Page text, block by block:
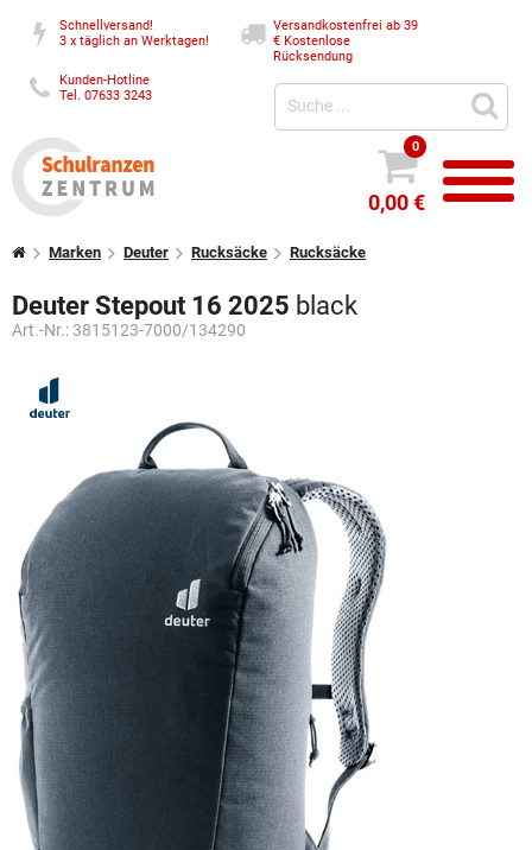
Schnellversand!
3 x täglich an Werktagen!
Versandkostenfrei ab 39
€Kostenlose
Rücksendung
Kunden-Hotline
Tel. 07633 3243
0
0,00 €
Marken Deuter Rucksäcke Rucksäcke
Deuter Stepout 16 2025 black
Art.-Nr.: 3815123-7000/134290